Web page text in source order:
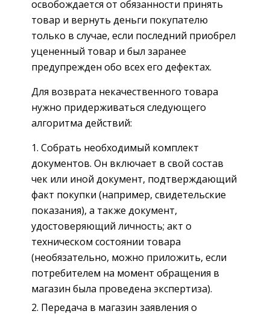
освобождается от обязанности принять
товар и вернуть деньги покупателю
только в случае, если последний приобрел
уцененный товар и был заранее
предупрежден обо всех его дефектах.
Для возврата некачественного товара
нужно придерживаться следующего
алгоритма действий:
Собрать необходимый комплект
документов. Он включает в свой состав
чек или иной документ, подтверждающий
факт покупки (например, свидетельские
показания), а также документ,
удостоверяющий личность; акт о
техническом состоянии товара
(необязательно, можно приложить, если
потребителем на момент обращения в
магазин была проведена экспертиза).
Передача в магазин заявления о